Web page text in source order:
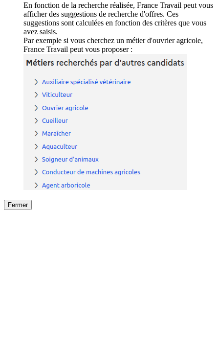
En fonction de la recherche réalisée, France Travail peut vous
afficher des suggestions de recherche d'offres. Ces
suggestions sont calculées en fonction des critères que vous
avez saisis.
Par exemple si vous cherchez un métier d'ouvrier agricole,
France Travail peut vous proposer :
Fermer